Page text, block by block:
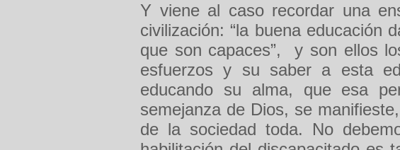
Y viene al caso recordar una
civilización: “la buena educación
que son capaces”, y son ellos
esfuerzos y su saber a esta
educando su alma, que esa
semejanza de Dios, se
de la sociedad toda. No